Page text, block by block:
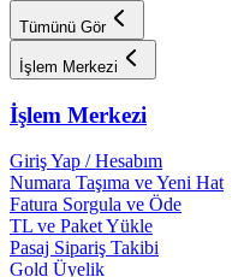
Tümünü Gör
İşlem Merkezi
İşlem Merkezi
Giriş Yap / Hesabım
Numara Taşıma ve Yeni Hat
Fatura Sorgula ve Öde
TL ve Paket Yükle
Pasaj Sipariş Takibi
Gold Üyelik